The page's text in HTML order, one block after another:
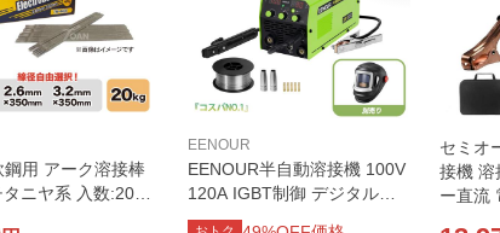
用 アーク溶接棒
ニヤ系 入数:20kg
EENOUR
EENOUR半自動溶接機 100V
120A IGBT制御 デジタル表
示 アーク溶接 tig mma mig
セミオ
接機 溶
ー直流